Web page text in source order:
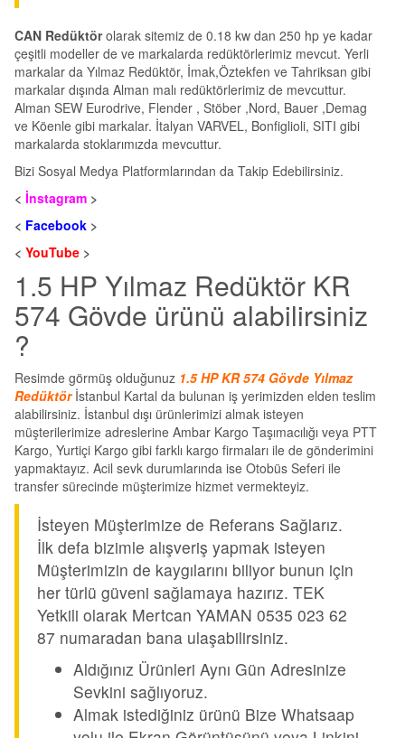
CAN Redüktörolarak sitemiz de 0.18 kw dan 250 hp ye kadar
çeşitli modeller de ve markalarda redüktörlerimiz mevcut. Yerli
markalar da Yılmaz Redüktör, İmak,Öztekfen ve Tahriksan gibi
markalar dışında Alman malı redüktörlerimiz de mevcuttur.
Alman SEW Eurodrive, Flender , Stöber ,Nord, Bauer ,Demag
ve Köenle gibi markalar. İtalyan VARVEL, Bonfiglioli, SITI gibi
markalarda stoklarımızda mevcuttur.
Bizi Sosyal Medya Platformlarından da Takip Edebilirsiniz.
< İnstagram >
< Facebook >
< YouTube >
1.5 HP Yılmaz Redüktör KR
574 Gövde ürünü alabilirsiniz
?
Resimde görmüş olduğunuz 1.5 HP KR 574 Gövde Yılmaz
Redüktörİstanbul Kartal da bulunan iş yerimizden elden teslim
alabilirsiniz. İstanbul dışı ürünlerimizi almak isteyen
müşterilerimize adreslerine Ambar Kargo Taşımacılığı veya PTT
Kargo, Yurtiçi Kargo gibi farklı kargo firmaları ile de gönderimini
yapmaktayız. Acil sevk durumlarında ise Otobüs Seferi ile
transfer sürecinde müşterimize hizmet vermekteyiz.
İsteyen Müşterimize de Referans Sağlarız.
İlk defa bizimle alışveriş yapmak isteyen
Müşterimizin de kaygılarını biliyor bunun için
her türlü güveni sağlamaya hazırız. TEK
Yetkili olarak Mertcan YAMAN 0535 023 62
87 numaradan bana ulaşabilirsiniz.
Aldığınız Ürünleri Aynı Gün Adresinize
Sevkini sağlıyoruz.
Almak istediğiniz ürünü Bize Whatsaap